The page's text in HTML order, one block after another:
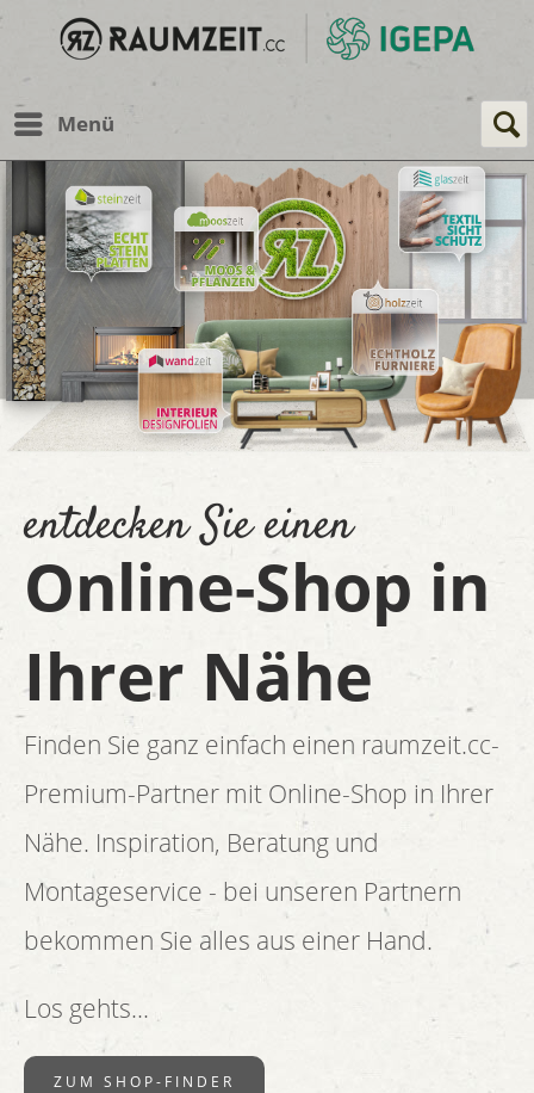
Menü
entdecken Sie einen
Online-Shop in
Ihrer Nähe
Finden Sie ganz einfach einen raumzeit.cc-
Premium-Partner mit Online-Shop in Ihrer
Nähe. Inspiration, Beratung und
Montageservice - bei unseren Partnern
bekommen Sie alles aus einer Hand.
Los gehts...
ZUM SHOP-FINDER